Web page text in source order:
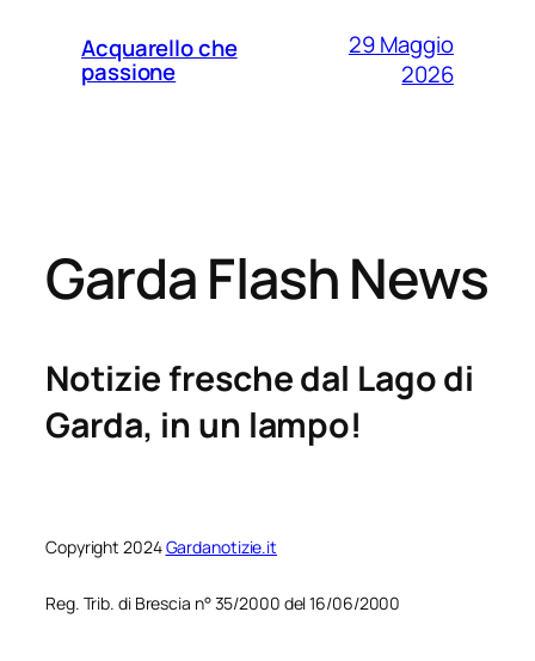
Acquarello che
passione
29 Maggio
2026
Garda Flash News
Notizie fresche dal Lago di
Garda, in un lampo!
Copyright 2024Gardanotizie.it
Reg. Trib. di Brescia n° 35/2000 del 16/06/2000